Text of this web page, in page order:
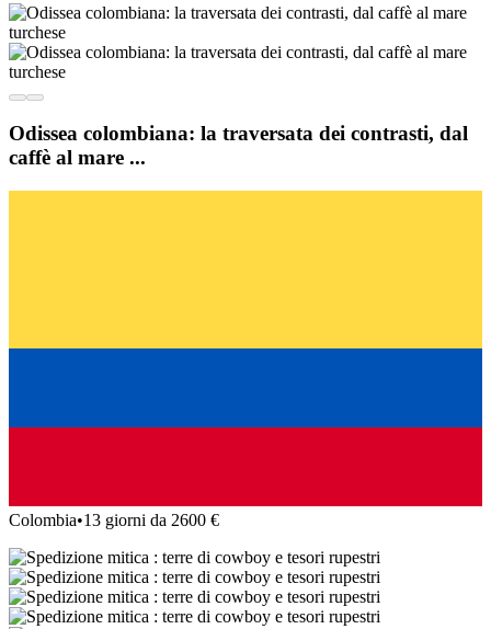
Odissea colombiana: la traversata dei contrasti, dal
caffè al mare ...
Colombia•13 giorni da 2600 €